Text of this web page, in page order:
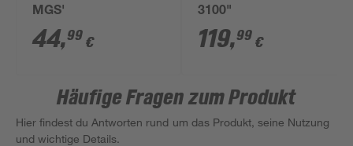
MGS'
44,99 €
3100"
119,99 €
Häufige Fragen zum Produkt
Hier findest du Antworten rund um das Produkt, seine Nutzung
und wichtige Details.